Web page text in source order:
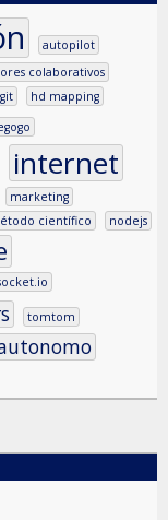
autopilot
colaborativos
git
hd mapping
internet
marketing
científico nodejs
tomtom